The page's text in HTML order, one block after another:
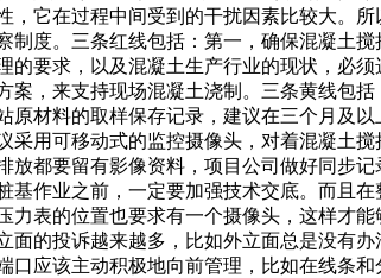
它在过程中间受到的干扰因素比较大。
度。三条红线包括：第一，确保混凝土
要求，以及混凝土生产行业的现状，必
，来支持现场混凝土浇制。三条黄线包
材料的取样保存记录，建议在三个月及
用可移动式的监控摄像头，对着混凝土
都要留有影像资料，项目公司做好同步
作业之前，一定要加强技术交底。而且
表的位置也要求有一个摄像头，这样才能
的投诉越来越多，比如外立面总是没有
应该主动积极地向前管理，比如在线条